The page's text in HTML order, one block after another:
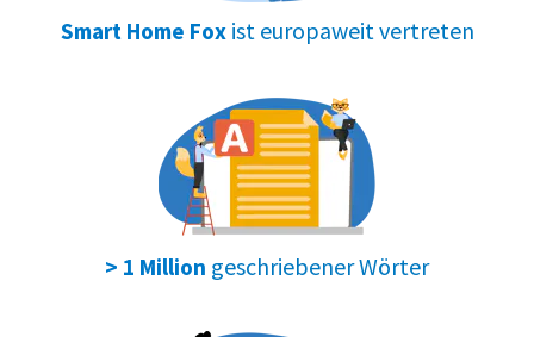
Smart Home Foxist europaweit vertreten
> 1 Million geschriebener Wörter